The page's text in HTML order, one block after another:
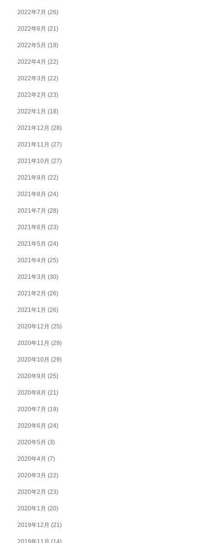
2022年7月 (26)
2022年6月 (21)
2022年5月 (18)
2022年4月 (22)
2022年3月 (22)
2022年2月 (23)
2022年1月 (18)
2021年12月 (28)
2021年11月 (27)
2021年10月 (27)
2021年9月 (22)
2021年8月 (24)
2021年7月 (28)
2021年6月 (23)
2021年5月 (24)
2021年4月 (25)
2021年3月 (30)
2021年2月 (26)
2021年1月 (26)
2020年12月 (25)
2020年11月 (29)
2020年10月 (29)
2020年9月 (25)
2020年8月 (21)
2020年7月 (19)
2020年6月 (24)
2020年5月 (3)
2020年4月 (7)
2020年3月 (22)
2020年2月 (23)
2020年1月 (20)
2019年12月 (21)
2019年11月 (14)